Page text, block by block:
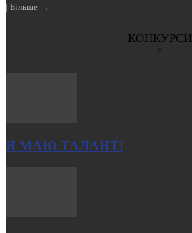
| Більше →
КОНКУРСИ
Я МАЮ ТАЛАНТ!